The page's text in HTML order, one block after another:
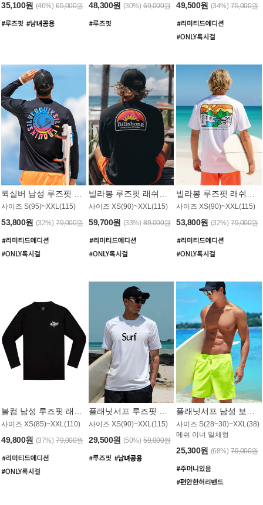
35,100원 (46%) 65,000원 48,300원 (30%) 69,000원 49,500원 (34%) 75,000원
사이즈 S(95)~XXL(115)
53,800원 (32%) 79,000원
사이즈 XS(90)~XXL(115)
59,700원 (33%) 89,000원
사이즈 XS(90)~XXL(115)
53,800원 (32%) 79,000원
사이즈 XS(85)~XXL(110)
49,800원 (37%) 79,000원
사이즈 XS(90)~XXL(115)
29,500원 (50%) 59,000원
사이즈 S(28~30)~XXL(38)
메쉬 이너 일체형
25,300원 (68%) 79,000원